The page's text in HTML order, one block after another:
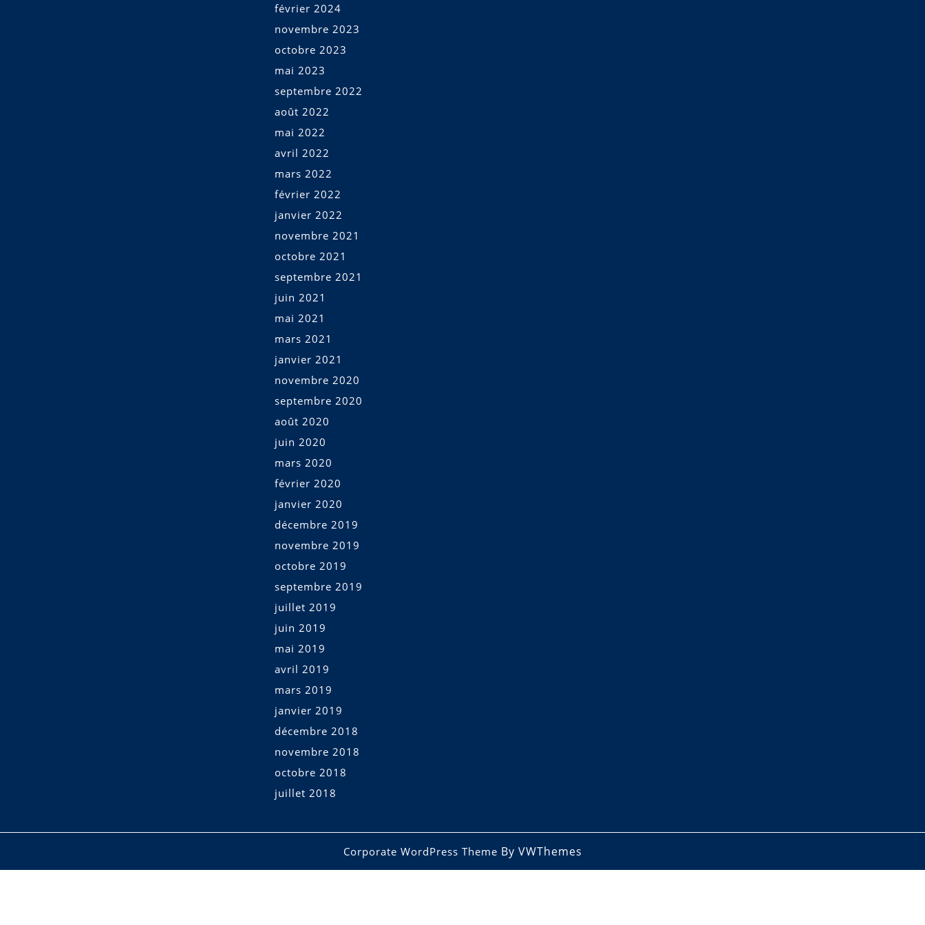
février 2024
novembre 2023
octobre 2023
mai 2023
septembre 2022
août 2022
mai 2022
avril 2022
mars 2022
février 2022
janvier 2022
novembre 2021
octobre 2021
septembre 2021
juin 2021
mai 2021
mars 2021
janvier 2021
novembre 2020
septembre 2020
août 2020
juin 2020
mars 2020
février 2020
janvier 2020
décembre 2019
novembre 2019
octobre 2019
septembre 2019
juillet 2019
juin 2019
mai 2019
avril 2019
mars 2019
janvier 2019
décembre 2018
novembre 2018
octobre 2018
juillet 2018
Corporate WordPress Theme By VWThemes
Scroll